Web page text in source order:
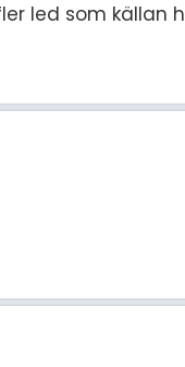
led som källan